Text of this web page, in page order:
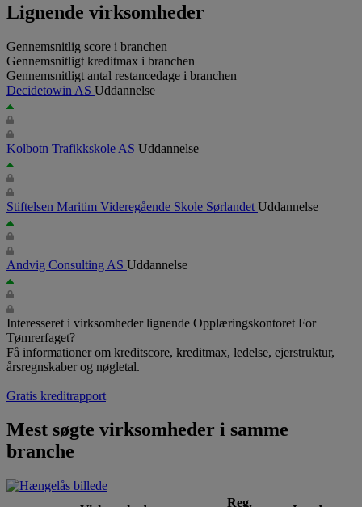
Lignende virksomheder
Gennemsnitlig score i branchen
Gennemsnitligt kreditmax i branchen
Gennemsnitligt antal restancedage i branchen
Decidetowin AS Uddannelse
Kolbotn Trafikkskole AS Uddannelse
Stiftelsen Maritim Videregående Skole Sørlandet Uddannelse
Andvig Consulting AS Uddannelse
Interesseret i virksomheder lignende Opplæringskontoret For
Tømrerfaget?
Få informationer om kreditscore, kreditmax, ledelse, ejerstruktur,
årsregnskaber og nøgletal.
Gratis kreditrapport
Mest søgte virksomheder i samme
branche
Reg.